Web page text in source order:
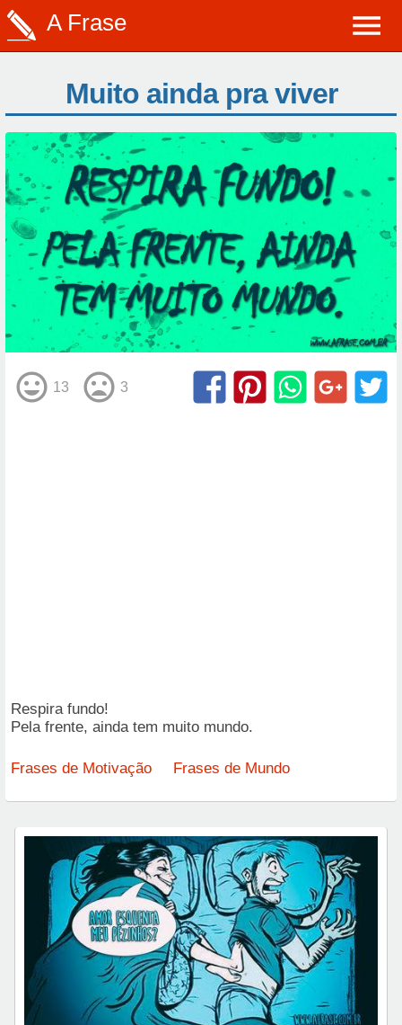
A Frase
Muito ainda pra viver
13 3
Respira fundo!
Pela frente, ainda tem muito mundo.
Frases de Motivação Frases de Mundo